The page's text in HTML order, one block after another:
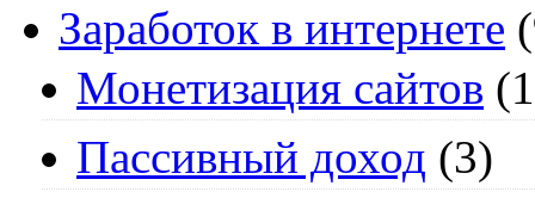
Заработок в интернете
Монетизация сайтов
Пассивный доход (3)